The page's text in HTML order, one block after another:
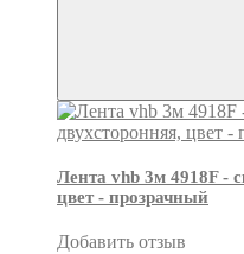
Лента vhb 3м 4918F -
цвет - прозрачный
Добавить отзыв